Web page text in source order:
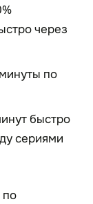
через
по
быстро
сериями
по